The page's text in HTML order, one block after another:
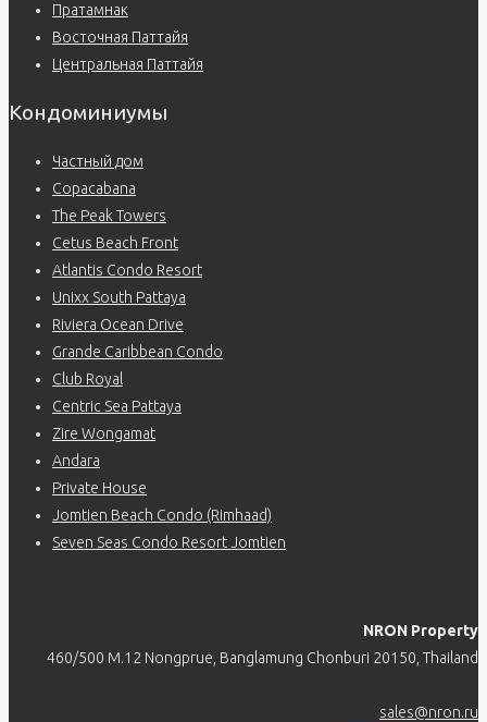
Пратамнак
Восточная Паттайя
Центральная Паттайя
Кондоминиумы
Частный дом
Copacabana
The Peak Towers
Cetus Beach Front
Atlantis Condo Resort
Unixx South Pattaya
Riviera Ocean Drive
Grande Caribbean Condo
Club Royal
Centric Sea Pattaya
Zire Wongamat
Andara
Private House
Jomtien Beach Condo (Rimhaad)
Seven Seas Condo Resort Jomtien
NRON Property
460/500 M.12 Nongprue, Banglamung Chonburi 20150, Thailand
sales@nron.ru